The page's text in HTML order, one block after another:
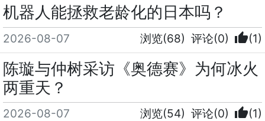
机器人能拯救老龄化的日本吗？
2026-08-07 浏览(68) 评论(0) thumb_up(1)
陈璇与仲树采访《奥德赛》为何冰火
两重天？
2026-08-07 浏览(54) 评论(0) thumb_up(1)